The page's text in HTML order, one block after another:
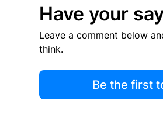
Have your
Leave a comment below
think.
Be the first